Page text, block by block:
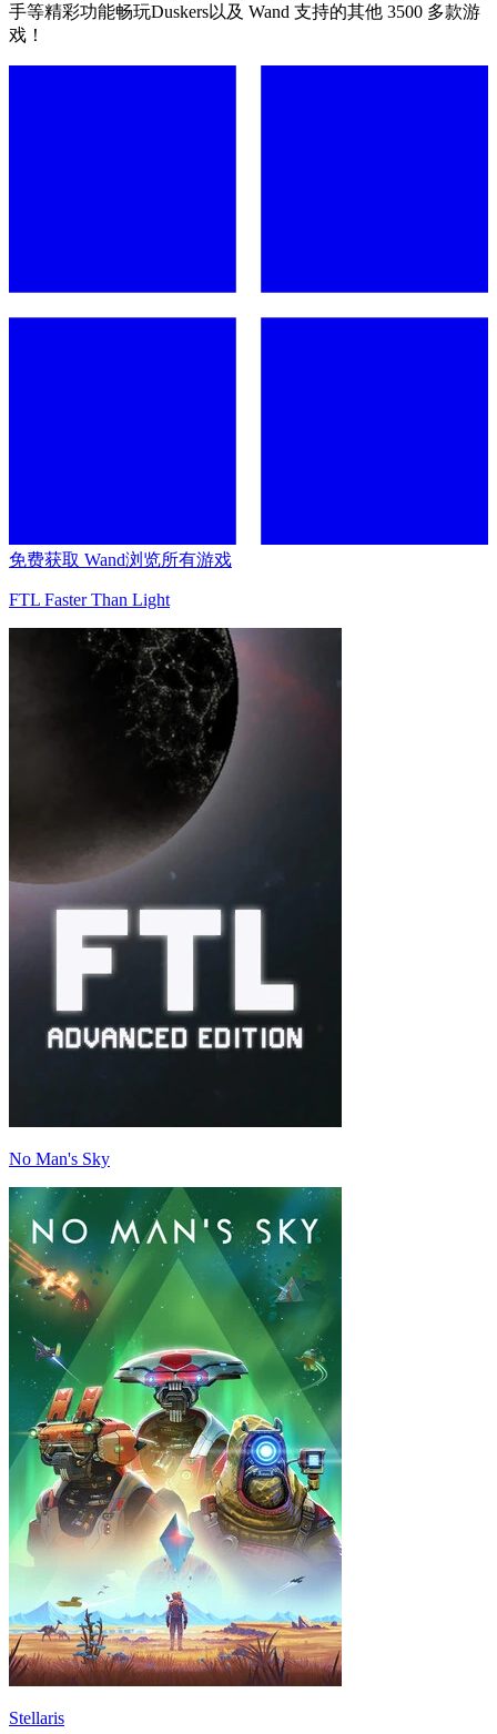
手等精彩功能畅玩Duskers以及 Wand 支持的其他 3500 多款游
戏！
免费获取 Wand浏览所有游戏
FTL Faster Than Light
No Man's Sky
Stellaris